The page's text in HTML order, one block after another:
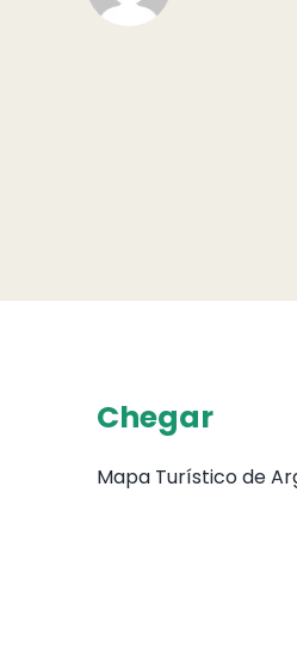
Chegar
Mapa Turístico de